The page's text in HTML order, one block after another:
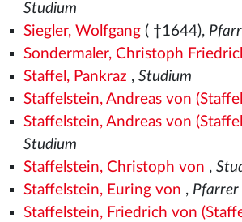
Studium
Siegler, Wolfgang( †1644),
Sondermaler, Christoph
Staffel, Pankraz , Studium
Staffelstein, Andreas von
Staffelstein, Andreas von
Studium
Staffelstein, Christoph von ,
Staffelstein, Euring von , Pfarrer
Staffelstein, Friedrich von